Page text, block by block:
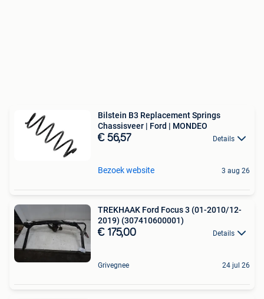
Bilstein B3 Replacement Springs
Chassisveer | Ford | MONDEO
€ 56,57 Details
Bezoek website 3 aug 26
TREKHAAK Ford Focus 3 (01-2010/12-
2019) (307410600001)
€ 175,00 Details
Grivegnee 24 jul 26